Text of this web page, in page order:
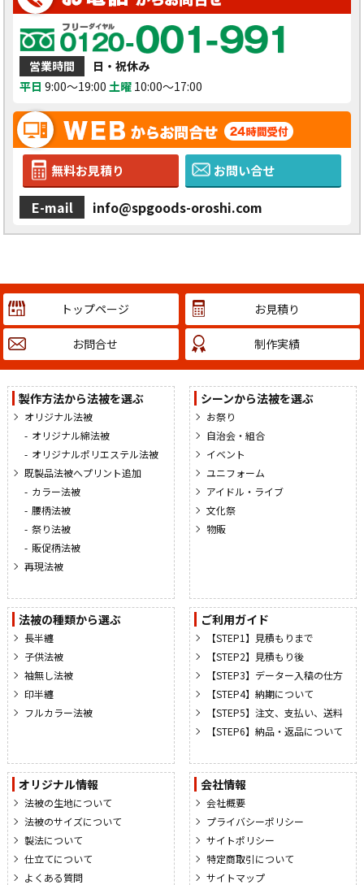
営業時間
日・祝休み
平日 9:00～19:00 土曜 10:00～17:00
無料お見積り お問い合せ
E-mail info@spgoods-oroshi.com
トップページ お見積り
お問合せ 制作実績
製作方法から法被を選ぶ
オリジナル法被
オリジナル綿法被
オリジナルポリエステル法被
既製品法被へプリント追加
カラー法被
腰柄法被
祭り法被
販促柄法被
再現法被
シーンから法被を選ぶ
お祭り
自治会・組合
イベント
ユニフォーム
アイドル・ライブ
文化祭
物販
法被の種類から選ぶ
長半纏
子供法被
袖無し法被
印半纏
フルカラー法被
ご利用ガイド
【STEP1】見積もりまで
【STEP2】見積もり後
【STEP3】データー入稿の仕方
【STEP4】納期について
【STEP5】注文、支払い、送料
【STEP6】納品・返品について
オリジナル情報
法被の生地について
法被のサイズについて
製法について
仕立てについて
よくある質問
会社情報
会社概要
プライバシーポリシー
サイトポリシー
特定商取引について
サイトマップ